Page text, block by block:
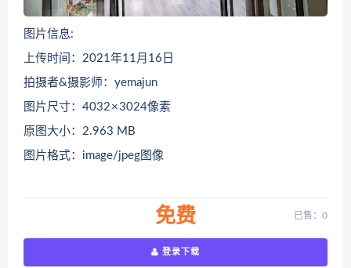
图片信息:
上传时间：2021年11月16日
拍摄者&摄影师：yemajun
图片尺寸：4032 × 3024像素
原图大小：2.963 MB
图片格式：image/jpeg图像
免费 已售：0
登录下载